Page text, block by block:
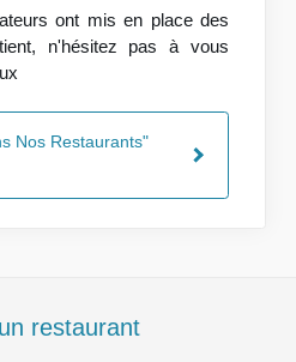
ont mis en place des
n'hésitez pas à vous
Nos Restaurants"
restaurant